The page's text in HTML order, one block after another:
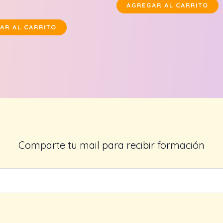
AL CARRITO
AGREGAR AL CARRITO
Comparte tu mail para recibir formación